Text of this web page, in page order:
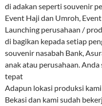
di adakan seperti souvenir
Event Haji dan Umroh,
Launching perusahaan /
di bagikan kepada setiap
souvenir nasabah Bank,
anak atau perusahaan.
tepat
Adapun lokasi produksi
Bekasi dan kami sudah